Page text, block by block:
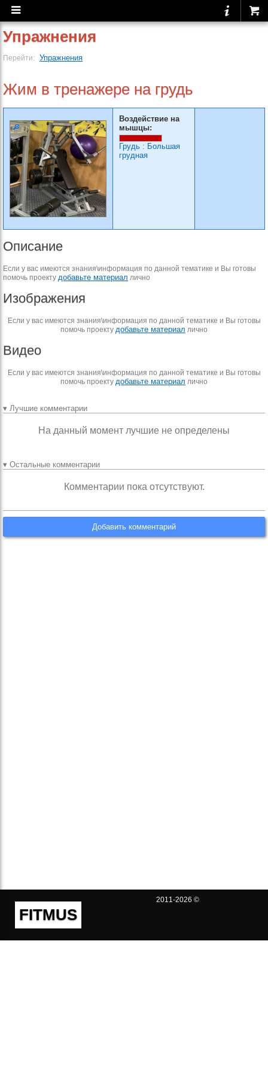
Упражнения
Перейти: Упражнения
Жим в тренажере на грудь
Воздействие на
мышцы:
Грудь : Большая
грудная
Описание
Если у вас имеются знания\информация по данной тематике и Вы готовы
помочь проекту добавьте материал лично
Изображения
Если у вас имеются знания\информация по данной тематике и Вы готовы
помочь проекту добавьте материал лично
Видео
Если у вас имеются знания\информация по данной тематике и Вы готовы
помочь проекту добавьте материал лично
▾ Лучшие комментарии
На данный момент лучшие не определены
▾ Остальные комментарии
Комментарии пока отсутствуют.
Добавить комментарий
FITMUS
2011-2026 ©